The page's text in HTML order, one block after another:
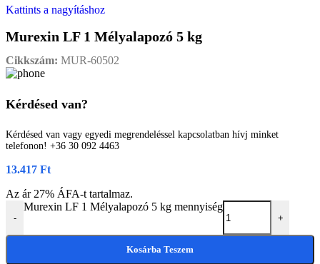
Kattints a nagyításhoz
Murexin LF 1 Mélyalapozó 5 kg
Cikkszám: MUR-60502
Kérdésed van?
Kérdésed van vagy egyedi megrendeléssel kapcsolatban hívj minket
telefonon! +36 30 092 4463
13.417 Ft
Az ár 27% ÁFA-t tartalmaz.
-
Murexin LF 1 Mélyalapozó 5 kg mennyiség
+
Kosárba Teszem